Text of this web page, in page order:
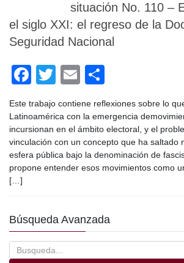
situación No. 110 –
el siglo XXI: el regreso de la
Seguridad Nacional
F
a
c
e
b
o
k
T
tt
er
E
ail
o
m
p
ar
tir
Este trabajo contiene reflexiones sobre lo
Latinoamérica con la emergencia
incursionan en el ámbito electoral, y el
vinculación con un concepto que ha saltado
esfera pública bajo la denominación de
propone entender esos movimientos como
[…]
Búsqueda Avanzada